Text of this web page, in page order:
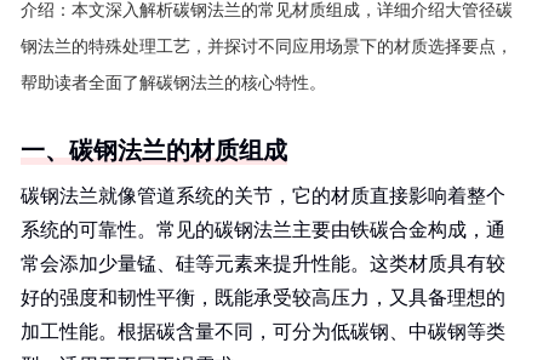
介绍： 本文深入解析碳钢法兰的常见材质组成，详细介绍大管径碳
钢法兰的特殊处理工艺，并探讨不同应用场景下的材质选择要点，
帮助读者全面了解碳钢法兰的核心特性。
一、碳钢法兰的材质组成
碳钢法兰就像管道系统的关节，它的材质直接影响着整个
系统的可靠性。常见的碳钢法兰主要由铁碳合金构成，通
常会添加少量锰、硅等元素来提升性能。这类材质具有较
好的强度和韧性平衡，既能承受较高压力，又具备理想的
加工性能。根据碳含量不同，可分为低碳钢、中碳钢等类